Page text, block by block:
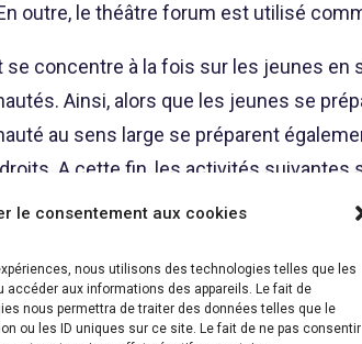
le consentement aux cookies
nous utilisons des technologies telles que les
accéder aux informations des appareils. Le fait de
nous permettra de traiter des données telles que le
ou les ID uniques sur ce site. Le fait de ne pas consentir
outre, le théâtre forum est utilisé
se concentre à la fois sur les jeunes
Ainsi, alors que les jeunes se
au sens large se préparent
A cette fin, les activités
formation artistique en
d’échanges parents-jeunes; et